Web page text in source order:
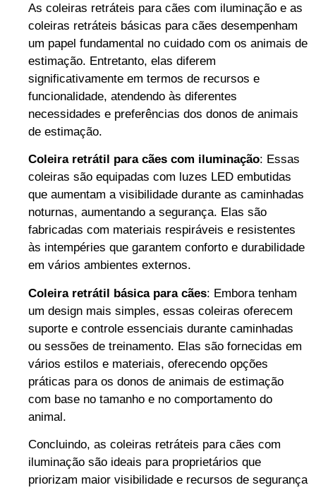
As coleiras retráteis para cães com iluminação e as
coleiras retráteis básicas para cães desempenham
um papel fundamental no cuidado com os animais de
estimação. Entretanto, elas diferem
significativamente em termos de recursos e
funcionalidade, atendendo às diferentes
necessidades e preferências dos donos de animais
de estimação.
Coleira retrátil para cães com iluminação: Essas
coleiras são equipadas com luzes LED embutidas
que aumentam a visibilidade durante as caminhadas
noturnas, aumentando a segurança. Elas são
fabricadas com materiais respiráveis e resistentes
às intempéries que garantem conforto e durabilidade
em vários ambientes externos.
Coleira retrátil básica para cães: Embora tenham
um design mais simples, essas coleiras oferecem
suporte e controle essenciais durante caminhadas
ou sessões de treinamento. Elas são fornecidas em
vários estilos e materiais, oferecendo opções
práticas para os donos de animais de estimação
com base no tamanho e no comportamento do
animal.
Concluindo, as coleiras retráteis para cães com
iluminação são ideais para proprietários que
priorizam maior visibilidade e recursos de segurança